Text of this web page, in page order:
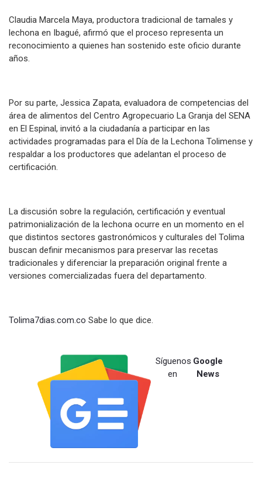
Claudia Marcela Maya, productora tradicional de tamales y
lechona en Ibagué, afirmó que el proceso representa un
reconocimiento a quienes han sostenido este oficio durante
años.
Por su parte, Jessica Zapata, evaluadora de competencias del
área de alimentos del Centro Agropecuario La Granja del SENA
en El Espinal, invitó a la ciudadanía a participar en las
actividades programadas para el Día de la Lechona Tolimense y
respaldar a los productores que adelantan el proceso de
certificación.
La discusión sobre la regulación, certificación y eventual
patrimonialización de la lechona ocurre en un momento en el
que distintos sectores gastronómicos y culturales del Tolima
buscan definir mecanismos para preservar las recetas
tradicionales y diferenciar la preparación original frente a
versiones comercializadas fuera del departamento.
Tolima7dias.com.co Sabe lo que dice.
Síguenos
en
Google
News